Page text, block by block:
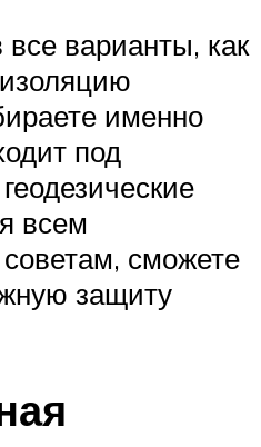
варианты, как
именно
под
всем
сможете
защиту